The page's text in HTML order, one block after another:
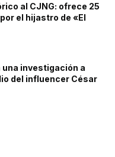
al CJNG: ofrece 25
el hijastro de «El
investigación a
del influencer César